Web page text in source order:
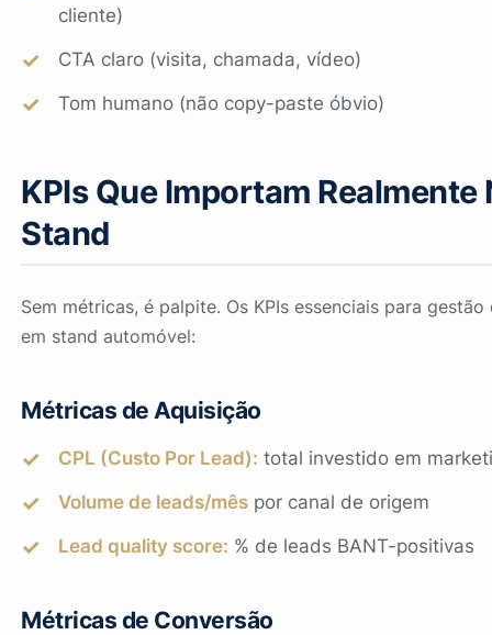
cliente)
CTA claro (visita, chamada, vídeo)
Tom humano (não copy-paste óbvio)
KPIs Que Importam Realmente
Stand
Sem métricas, é palpite. Os KPIs essenciais para gestão
em stand automóvel:
Métricas de Aquisição
CPL (Custo Por Lead): total investido em
Volume de leads/mêspor canal de origem
Lead quality score: % de leads BANT-positivas
Métricas de Conversão